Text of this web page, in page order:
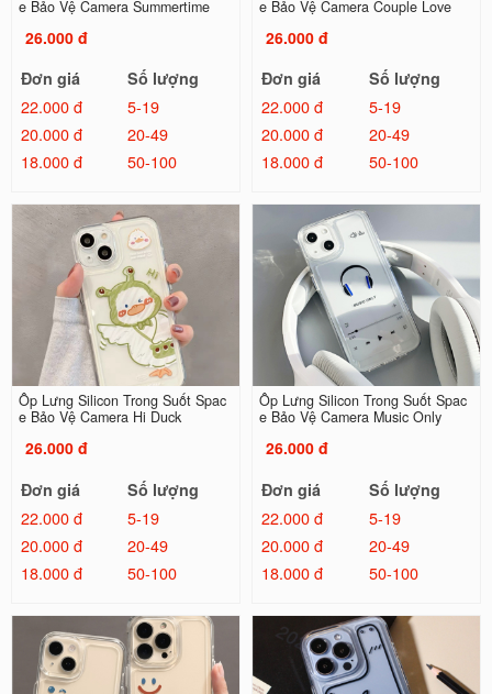
e Bảo Vệ Camera Summertime
26.000 đ
Đơn giá
Số lượng
22.000 đ
5-19
20.000 đ
20-49
18.000 đ
50-100
e Bảo Vệ Camera Couple Love
26.000 đ
Đơn giá
Số lượng
22.000 đ
5-19
20.000 đ
20-49
18.000 đ
50-100
Ốp Lưng Silicon Trong Suốt Spac
e Bảo Vệ Camera Hi Duck
26.000 đ
Đơn giá
Số lượng
22.000 đ
5-19
20.000 đ
20-49
18.000 đ
50-100
Ốp Lưng Silicon Trong Suốt Spac
e Bảo Vệ Camera Music Only
26.000 đ
Đơn giá
Số lượng
22.000 đ
5-19
20.000 đ
20-49
18.000 đ
50-100